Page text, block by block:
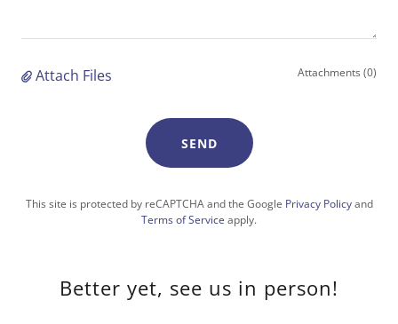
Attach Files Attachments (0)
SEND
This site is protected by reCAPTCHA and the Google Privacy Policyand
Terms of Service apply.
Better yet, see us in person!